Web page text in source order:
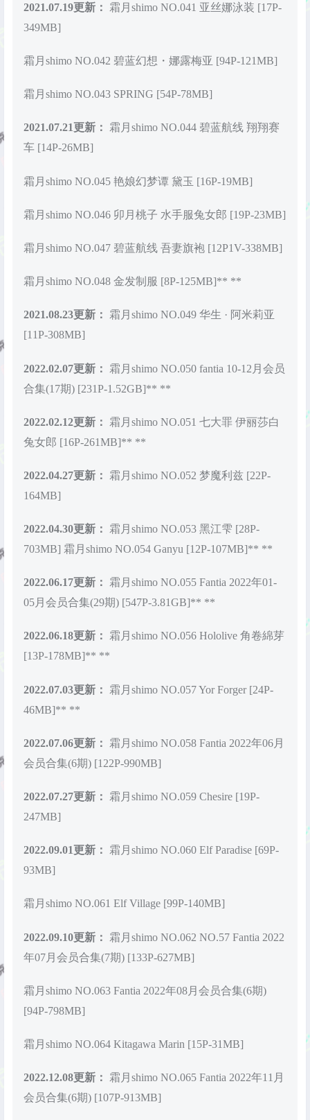
2021.07.19更新：
霜月shimo NO.041 亚丝娜泳装 [17P-
349MB]
霜月shimo NO.042 碧蓝幻想・娜露梅亚 [94P-121MB]
霜月shimo NO.043 SPRING [54P-78MB]
2021.07.21更新： 霜月shimo NO.044 碧蓝航线 翔翔赛
车 [14P-26MB]
霜月shimo NO.045 艳娘幻梦谭 黛玉 [16P-19MB]
霜月shimo NO.046 卯月桃子 水手服兔女郎 [19P-23MB]
霜月shimo NO.047 碧蓝航线 吾妻旗袍 [12P1V-338MB]
霜月shimo NO.048 金发制服 [8P-125MB]** **
2021.08.23更新：
霜月shimo NO.049 华生 · 阿米莉亚
[11P-308MB]
2022.02.07更新：
霜月shimo NO.050 fantia 10-12月会员
合集(17期) [231P-1.52GB]** **
2022.02.12更新：
霜月shimo NO.051 七大罪 伊丽莎白
兔女郎 [16P-261MB]** **
2022.04.27更新：
霜月shimo NO.052 梦魔利兹 [22P-
164MB]
2022.04.30更新：
霜月shimo NO.053 黑江雫 [28P-
703MB] 霜月shimo NO.054 Ganyu [12P-107MB]** **
2022.06.17更新：
霜月shimo NO.055 Fantia 2022年01-
05月会员合集(29期) [547P-3.81GB]** **
2022.06.18更新： 霜月shimo NO.056 Hololive 角卷綿芽
[13P-178MB]** **
2022.07.03更新：
霜月shimo NO.057 Yor Forger [24P-
46MB]** **
2022.07.06更新：
霜月shimo NO.058 Fantia 2022年06月
会员合集(6期) [122P-990MB]
2022.07.27更新：
霜月shimo NO.059 Chesire [19P-
247MB]
2022.09.01更新：
霜月shimo NO.060 Elf Paradise [69P-
93MB]
霜月shimo NO.061 Elf Village [99P-140MB]
2022.09.10更新：
霜月shimo NO.062 NO.57 Fantia 2022
年07月会员合集(7期) [133P-627MB]
霜月shimo NO.063 Fantia 2022年08月会员合集(6期)
[94P-798MB]
霜月shimo NO.064 Kitagawa Marin [15P-31MB]
2022.12.08更新：
霜月shimo NO.065 Fantia 2022年11月
会员合集(6期) [107P-913MB]